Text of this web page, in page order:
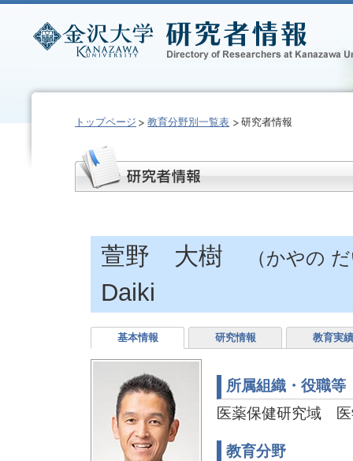
トップページ 教育分野別一覧表 研究者情報
萱野 大樹 （かやの
Daiki
基本情報 研究情報 教育実績
所属組織・役職等
医薬保健研究域 医
教育分野